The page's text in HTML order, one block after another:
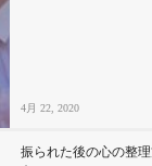
4月 22, 2020
振られた後の心の整